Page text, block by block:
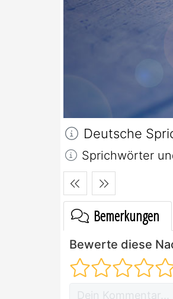
Deutsche
Sprichwörter
Bemerkungen
Bewerte diese